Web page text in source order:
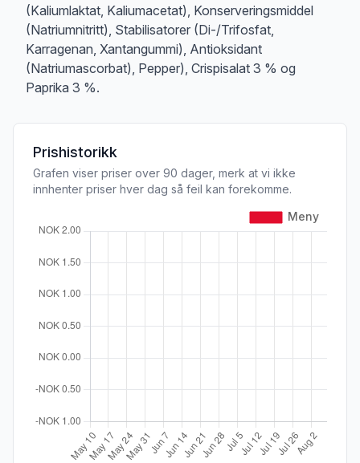
(Kaliumlaktat, Kaliumacetat), Konserveringsmiddel
(Natriumnitritt), Stabilisatorer (Di-/Trifosfat,
Karragenan, Xantangummi), Antioksidant
(Natriumascorbat), Pepper), Crispisalat 3 % og
Paprika 3 %.
Prishistorikk
Grafen viser priser over 90 dager, merk at vi ikke
innhenter priser hver dag så feil kan forekomme.